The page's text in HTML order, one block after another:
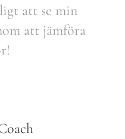
att se min
att jämföra